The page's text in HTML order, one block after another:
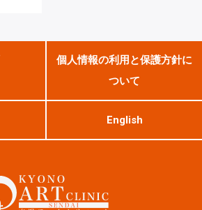
個人情報の利用と保護方針に
ついて
English